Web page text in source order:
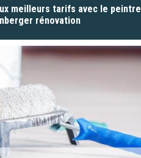
meilleurs tarifs avec le peintre
rénovation